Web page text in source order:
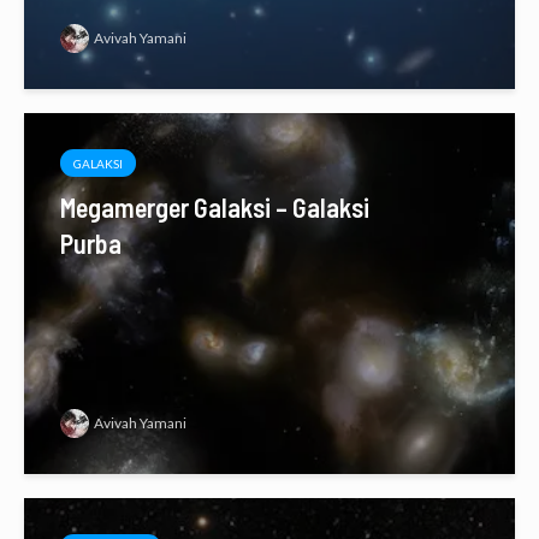
Avivah Yamani
GALAKSI
Megamerger Galaksi – Galaksi
Purba
Avivah Yamani